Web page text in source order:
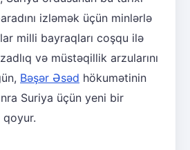
izləmək üçün minlərlə
milli bayraqları coşqu ilə
və müstəqillik arzularını
Bəşər Əsəd hökumətinin
Suriya üçün yeni bir